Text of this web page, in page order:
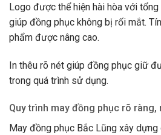
Logo được thể hiện hài hòa với
giúp đồng phục không bị rối mắt.
phẩm được nâng cao.
In thêu rõ nét giúp đồng phục giữ
trong quá trình sử dụng.
Quy trình may đồng phục rõ ràng,
May đồng phục Bắc Lũng xây